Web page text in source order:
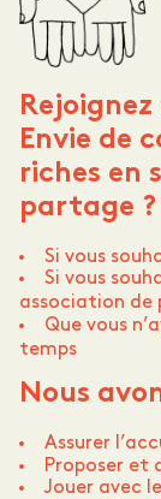
Envie de
riches en
partage ?
Si vous
Si vous
association de
Que vous
temps
Nous
Assurer
Proposer et
Jouer avec